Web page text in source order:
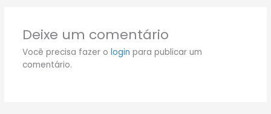
Deixe um comentário
Você precisa fazer o login para publicar um
comentário.